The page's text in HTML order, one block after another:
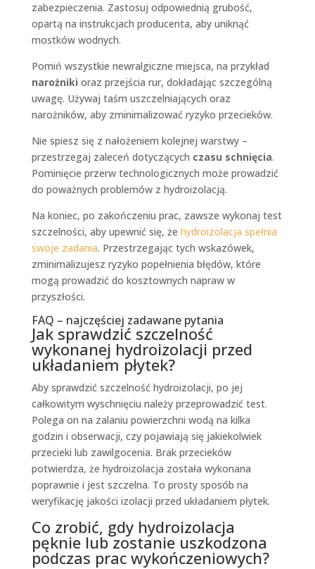
zabezpieczenia. Zastosuj odpowiednią grubość,
opartą na instrukcjach producenta, aby uniknąć
mostków wodnych.
Pomiń wszystkie newralgiczne miejsca, na przykład
narożniki oraz przejścia rur, dokładając szczególną
uwagę. Używaj taśm uszczelniających oraz
narożników, aby zminimalizować ryzyko przecieków.
Nie spiesz się z nałożeniem kolejnej warstwy –
przestrzegaj zaleceń dotyczących czasu schnięcia.
Pominięcie przerw technologicznych może prowadzić
do poważnych problemów z hydroizolacją.
Na koniec, po zakończeniu prac, zawsze wykonaj test
szczelności, aby upewnić się, że hydroizolacja spełnia
swoje zadania. Przestrzegając tych wskazówek,
zminimalizujesz ryzyko popełnienia błędów, które
mogą prowadzić do kosztownych napraw w
przyszłości.
FAQ – najczęściej zadawane pytania
Jak sprawdzić szczelność
wykonanej hydroizolacji przed
układaniem płytek?
Aby sprawdzić szczelność hydroizolacji, po jej
całkowitym wyschnięciu należy przeprowadzić test.
Polega on na zalaniu powierzchni wodą na kilka
godzin i obserwacji, czy pojawiają się jakiekolwiek
przecieki lub zawilgocenia. Brak przecieków
potwierdza, że hydroizolacja została wykonana
poprawnie i jest szczelna. To prosty sposób na
weryfikację jakości izolacji przed układaniem płytek.
Co zrobić, gdy hydroizolacja
pęknie lub zostanie uszkodzona
podczas prac wykończeniowych?